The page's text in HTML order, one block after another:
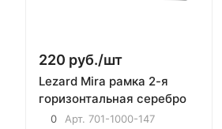
220 руб./шт
Lezard Mira рамка 2-я
горизонтальная серебро
0 Арт. 701-1000-147